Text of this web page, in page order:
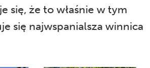
się, że to właśnie w tym
się najwspanialsza winnica